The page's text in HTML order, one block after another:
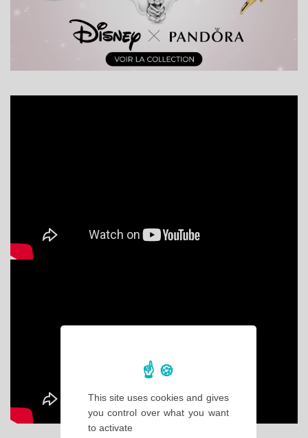
This site uses cookies and gives
you control over what you want
to activate